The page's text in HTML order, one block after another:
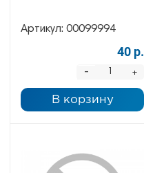
Артикул: 00099994
40 р.
+
-
В корзину